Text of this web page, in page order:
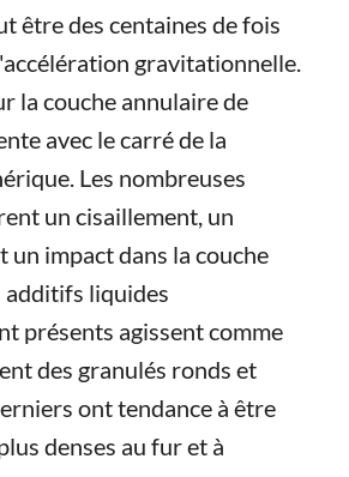
être des centaines de fois
gravitationnelle.
la couche annulaire de
avec le carré de la
Les nombreuses
un cisaillement, un
un impact dans la couche
additifs liquides
présents agissent comme
des granulés ronds et
ont tendance à être
denses au fur et à